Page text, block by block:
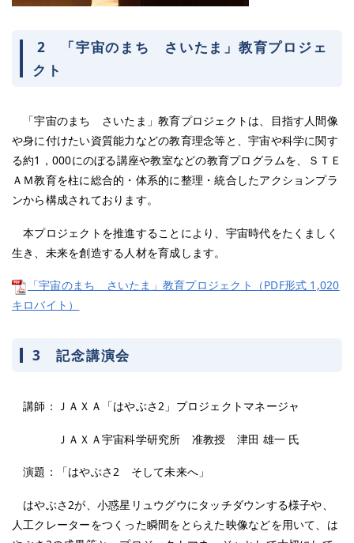
2 「宇宙のまち さいたま」教育プロジェ
クト
「宇宙のまち さいたま」教育プロジェクトは、目指す人間像
や身に付けたい資質能力などの教育理念等と、宇宙や科学に関す
る約1，000にのぼる講座や教室などの教育プログラムを、ＳＴＥ
ＡＭ教育を柱に総合的・体系的に整理・統合したアクションプラ
ンから構成されております。
本プロジェクトを推進することにより、宇宙時代をたくましく
生き、未来を創造する人材を育成します。
「宇宙のまち さいたま」教育プロジェクト（PDF形式 1,020
キロバイト）
3 記念講演会
講師：ＪＡＸＡ「はやぶさ2」プロジェクトマネージャ
ＪＡＸＡ宇宙科学研究所 准教授 津田 雄一 氏
演題：「はやぶさ2 そして未来へ」
はやぶさ2が、小惑星リュウグウにタッチダウンする様子や、
人工クレーターをつくった瞬間をとらえた映像などを用いて、は